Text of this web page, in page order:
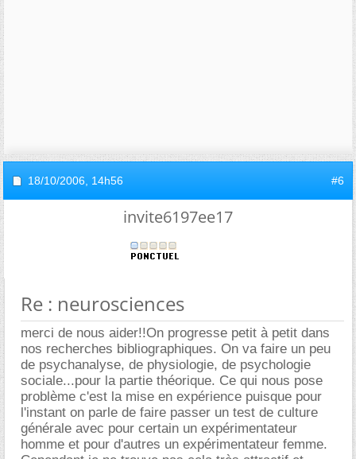
18/10/2006, 14h56 #6
invite6197ee17
Re : neurosciences
merci de nous aider!!On progresse petit à petit dans
nos recherches bibliographiques. On va faire un peu
de psychanalyse, de physiologie, de psychologie
sociale...pour la partie théorique. Ce qui nous pose
problème c'est la mise en expérience puisque pour
l'instant on parle de faire passer un test de culture
générale avec pour certain un expérimentateur
homme et pour d'autres un expérimentateur femme.